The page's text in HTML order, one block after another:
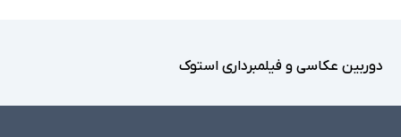
دوربین عکاسی و فیلمبرداری استوک